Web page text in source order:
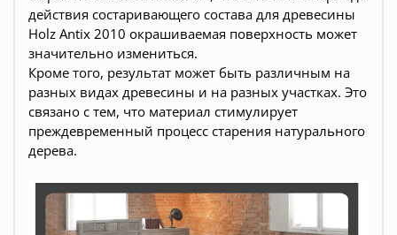
действия состаривающего состава для древесины
Holz Antix 2010 окрашиваемая поверхность может
значительно измениться.
Кроме того, результат может быть различным на
разных видах древесины и на разных участках. Это
связано с тем, что материал стимулирует
преждевременный процесс старения натурального
дерева.